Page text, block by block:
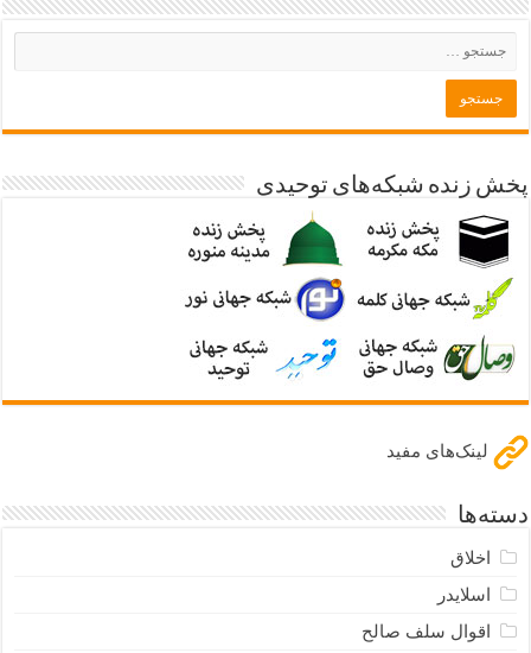
پخش زنده شبکه‌های توحیدی
لینک‌های مفید
دسته‌ها
اخلاق
اسلایدر
اقوال سلف صالح